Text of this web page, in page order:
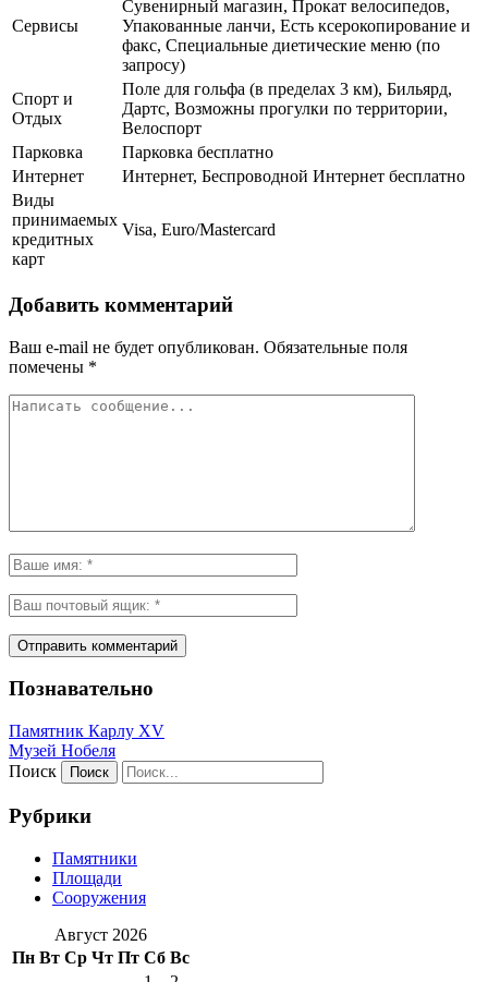
Сервисы
Сувенирный магазин, Прокат велосипедов,
Упакованные ланчи, Есть ксерокопирование и
факс, Специальные диетические меню (по
запросу)
Спорт и
Отдых
Поле для гольфа (в пределах 3 км), Бильярд,
Дартс, Возможны прогулки по территории,
Велоспорт
Парковка
Парковка бесплатно
Интернет
Интернет, Беспроводной Интернет бесплатно
Виды
принимаемых
кредитных
карт
Visa, Euro/Mastercard
Добавить комментарий
Ваш e-mail не будет опубликован. Обязательные поля
помечены *
Познавательно
Памятник Карлу XV
Музей Нобеля
Поиск
Рубрики
Памятники
Площади
Сооружения
Август 2026
Пн Вт Ср Чт Пт Сб Вс